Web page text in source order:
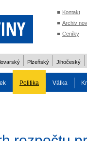
Kontakt
Archiv
Ceníky
Plzeňský Jihočeský
Politika Válka